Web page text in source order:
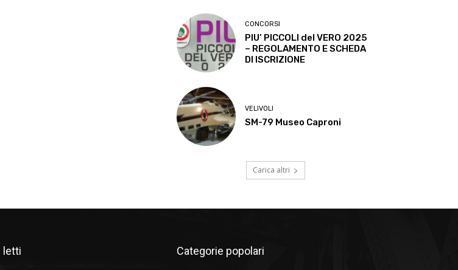
CONCORSI
PIU’ PICCOLI del VERO 2025
– REGOLAMENTO E SCHEDA
DI ISCRIZIONE
VELIVOLI
SM-79 Museo Caproni
Carica altri
letti Categorie popolari